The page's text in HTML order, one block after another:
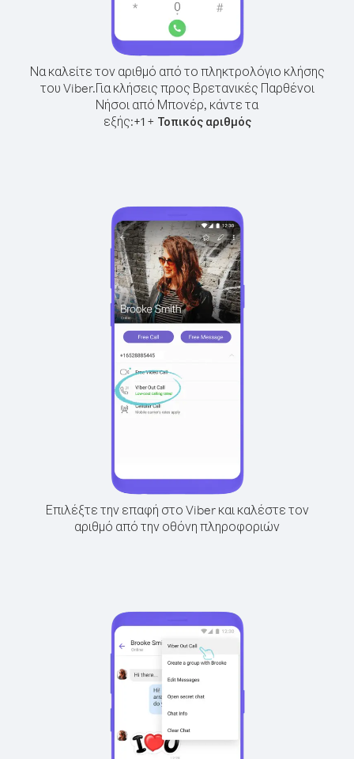
Να καλείτε τον αριθμό από το πληκτρολόγιο κλήσης
του Viber.Για κλήσεις προς Βρετανικές Παρθένοι
Νήσοι από Μπονέρ, κάντε τα
εξής:+1+ Τοπικός αριθμός
Επιλέξτε την επαφή στο Viber και καλέστε τον
αριθμό από την οθόνη πληροφοριών